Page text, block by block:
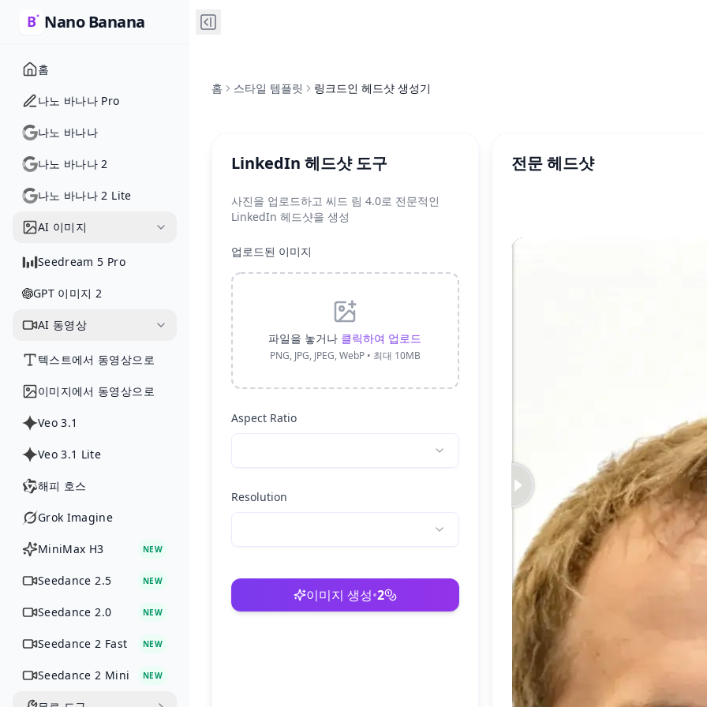
Nano Banana
홈
나노 바나나 Pro
나노 바나나
나노 바나나 2
나노 바나나 2 Lite
AI 이미지
Seedream 5 Pro
GPT 이미지 2
AI 동영상
텍스트에서 동영상으로
이미지에서 동영상으로
Veo 3.1
Veo 3.1 Lite
해피 호스
Grok Imagine
MiniMax H3 NEW
Seedance 2.5 NEW
Seedance 2.0 NEW
Seedance 2 Fast NEW
Seedance 2 Mini NEW
홈 스타일 템플릿 링크드인 헤드샷 생성기
LinkedIn 헤드샷 도구
사진을 업로드하고 씨드 림 4.0로 전문적인
LinkedIn 헤드샷을 생성
업로드된 이미지
파일을 놓거나 클릭하여 업로드
PNG, JPG, JPEG, WebP • 최대 10MB
Aspect Ratio
Resolution
이미지 생성•2
전문 헤드샷